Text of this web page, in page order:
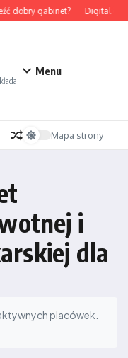
dobry gabinet? Digital
Menu
Mapa strony
i
dla
placówek.